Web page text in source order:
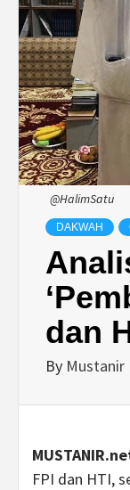
@HalimSatu
DAKWAH
dan
By Mustanir
FPI dan HTI,